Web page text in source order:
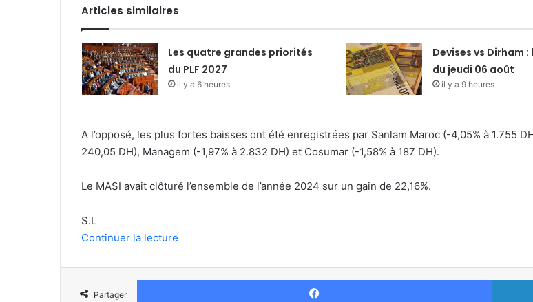
Articles similaires
Les quatre grandes priorités
du PLF 2027
il y a 6 heures
Devises vs Dirham :
du jeudi 06 août
il y a 9 heures
A l’opposé, les plus fortes baisses ont été enregistrées par Sanlam Maroc (-4,05% à 1.755
240,05 DH), Managem (-1,97% à 2.832 DH) et Cosumar (-1,58% à 187 DH).
Le MASI avait clôturé l’ensemble de l’année 2024 sur un gain de 22,16%.
S.L
Continuer la lecture
Partager
Facebook